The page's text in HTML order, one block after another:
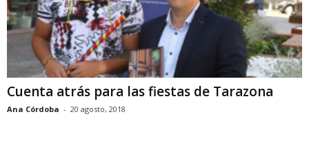
Cuenta atrás para las fiestas de Tarazona
Ana Córdoba - 20 agosto, 2018